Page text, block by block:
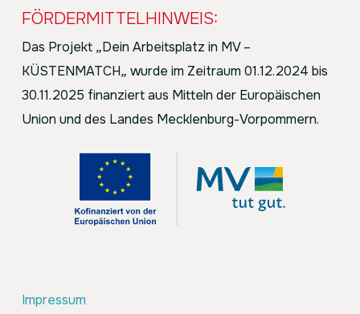
FÖRDERMITTELHINWEIS:
Das Projekt „Dein Arbeitsplatz in MV –
KÜSTENMATCH„ wurde im Zeitraum 01.12.2024 bis
30.11.2025 finanziert aus Mitteln der Europäischen
Union und des Landes Mecklenburg-Vorpommern.
Impressum